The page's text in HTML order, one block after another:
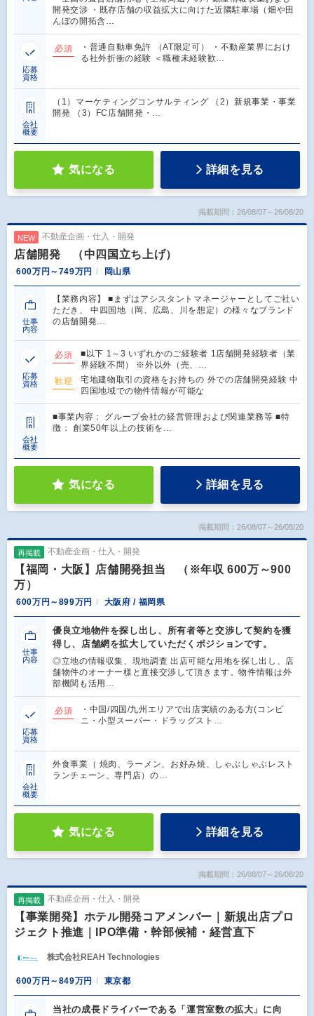
開発交渉 ・既存店舗の収益拡大に向けた近隣駐車場（畑や田
んぼの開拓含…
応募
資格
必須
・普通自動車免許 （AT限定可） ・不動産業界におけ
る社外折衝の経験 ＜職種未経験歓…
会社
概要
（1）マーケティングコンサルティング （2）新規事業・事業
開発 （3）FC店舗開発・…
気になる 詳細を見る
掲載期間：26/08/07～26/08/20
NEW 不動産企画・仕入・開発
店舗開発 （中四国立ち上げ）
600万円～749万円 岡山県
仕事
内容
【業務内容】 ■まずはアシスタントマネージャーとしてご社い
ただき、 中四国地（岡、広島、川を想定）の様々なブランド
の店舗開発…
応募
資格
必須
■以下 1～3 いずれかのご経験者 1店舗開発経験者（業
界経験不問） ※外以外（売、…
歓迎
宅地建物取引の資格をお持ちの 外での店舗開発経験 中
四国地域での物件情報が可能な
会社
概要
■事業内容： グループ会社の経営管理および関連業務等 ■特
徴： 創業50年以上の技術を…
気になる 詳細を見る
掲載期間：26/08/07～26/08/20
再掲載 不動産企画・仕入・開発
【福岡・大阪】店舗開発担当 （※年収 600万～900
万）
600万円～899万円 大阪府 / 福岡県
仕事
内容
優良立地物件を探し出し、所有者等と交渉して契約を獲
得し、店舗網を拡大していただくポジションです。
◎立地の情報収集、現地調査 出店可能な用地を探し出し、店
舗物件のオーナー様と直接交渉して頂きます。物件情報は外
部機関も活用…
応募
資格
必須
・中国/四国/九州エリアで出店実績のある方(コンビ
ニ・小型スーパー・ドラッグスト…
会社
概要
外食事業（ 焼肉、ラーメン、お好み焼、しゃぶしゃぶレスト
ランチェーン、専門店）の…
気になる 詳細を見る
掲載期間：26/08/07～26/08/20
再掲載 不動産企画・仕入・開発
【事業開発】ホテル開発コアメンバー｜新規出店プロ
ジェクト推進｜IPO準備・幹部候補・経営直下
株式会社REAH Technologies
600万円～849万円 東京都
当社の成長ドライバーである「運営室数の拡大」に向